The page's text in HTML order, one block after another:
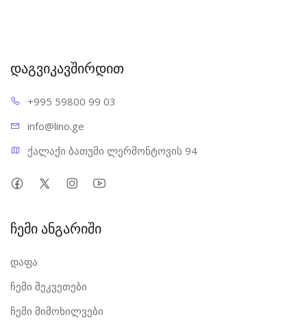
დაგვიკავშირდით
+995 59800 99 03
info@lino.ge
ქალაქი ბათუმი ლერმონტოვის 94
ჩემი ანგარიში
დაფა
ჩემი შეკვეთები
ჩემი მიმოხილვები